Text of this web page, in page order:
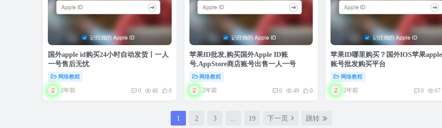
国外apple id购买24小时自动发货丨一人
一号售后无忧
网络教程
2年前 0 48 0
苹果ID批发,购买国外Apple ID账
号,AppStore商店账号出售一人一号
网络教程
2年前 0 49 0
苹果ID哪里购买？国外IOS苹果
账号批发购买平台
网络教程
2年前 0 67
1 2 3 19 下一页 跳转